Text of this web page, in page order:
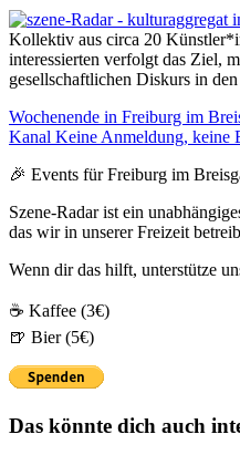
Kollektiv aus circa 20
interessierten verfolgt das Ziel,
gesellschaftlichen Diskurs in
Wochenende in Freiburg im
Kanal Keine Anmeldung, keine
🎉 Events für Freiburg im
Szene-Radar ist ein
das wir in unserer Freizeit
Wenn dir das hilft, unterstütze
☕ Kaffee (3€)
🍺 Bier (5€)
Das könnte dich auch